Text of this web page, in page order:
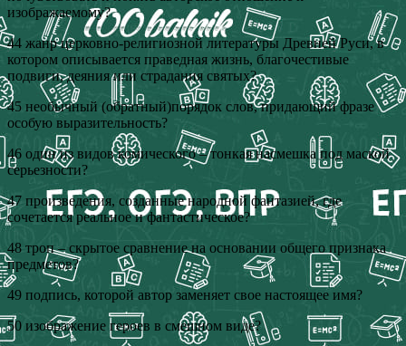
изображаемому?
44 жанр церковно-религиозной литературы Древней Руси, в
котором описывается праведная жизнь, благочестивые
подвиги, деяния или страдания святых?
45 необычный (обратный)порядок слов, придающий фразе
особую выразительность?
46 один из видов комического – тонкая насмешка под маской
серьезности?
47 произведения, созданные народной фантазией, где
сочетается реальное и фантастическое?
48 троп – скрытое сравнение на основании общего признака
предметов?
49 подпись, которой автор заменяет свое настоящее имя?
50 изображение героев в смешном виде?